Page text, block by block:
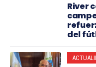
River
del